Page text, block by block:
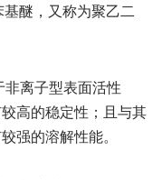
醚，又称为聚乙二
非离子型表面活性
高的稳定性；且与其
强的溶解性能。